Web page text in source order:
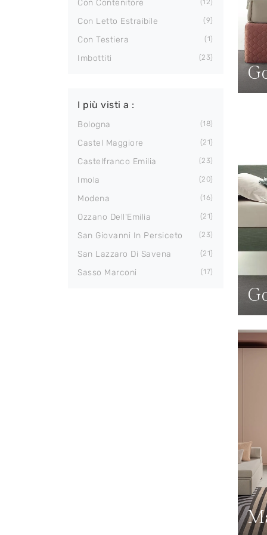
Con Contenitore 12
Con Letto Estraibile 9
Con Testiera 1
Imbottiti 23
I più visti a :
Bologna 18
Castel Maggiore 21
Castelfranco Emilia 23
Imola 20
Modena 16
Ozzano Dell'Emilia 21
San Giovanni In Persiceto 23
San Lazzaro Di Savena 21
Sasso Marconi 17